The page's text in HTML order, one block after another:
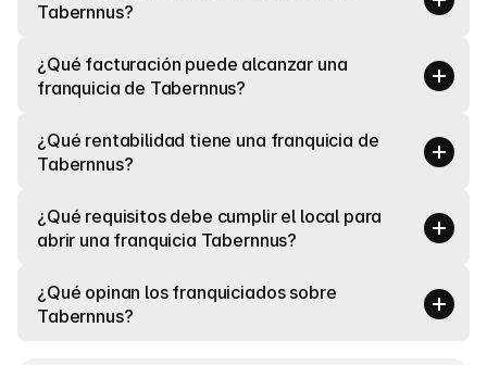
Tabernnus?
¿Qué facturación puede alcanzar una
franquicia de Tabernnus?
¿Qué rentabilidad tiene una franquicia de
Tabernnus?
¿Qué requisitos debe cumplir el local para
abrir una franquicia Tabernnus?
¿Qué opinan los franquiciados sobre
Tabernnus?